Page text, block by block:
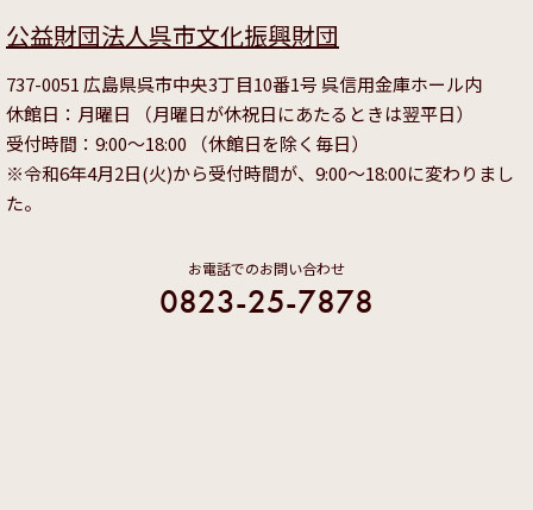
公益財団法人呉市文化振興財団
737-0051 広島県呉市中央3丁目10番1号 呉信用金庫ホール内
休館日：月曜日 （月曜日が休祝日にあたるときは翌平日）
受付時間：9:00～18:00 （休館日を除く毎日）
※令和6年4月2日(火)から受付時間が、9:00～18:00に変わりまし
た。
お電話でのお問い合わせ
0823-25-7878